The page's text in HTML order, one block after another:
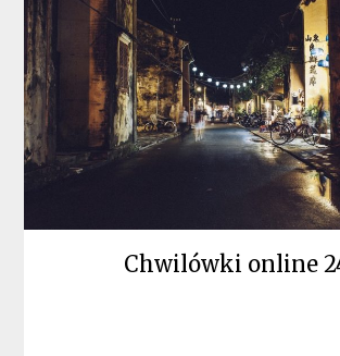
Chwilówki online